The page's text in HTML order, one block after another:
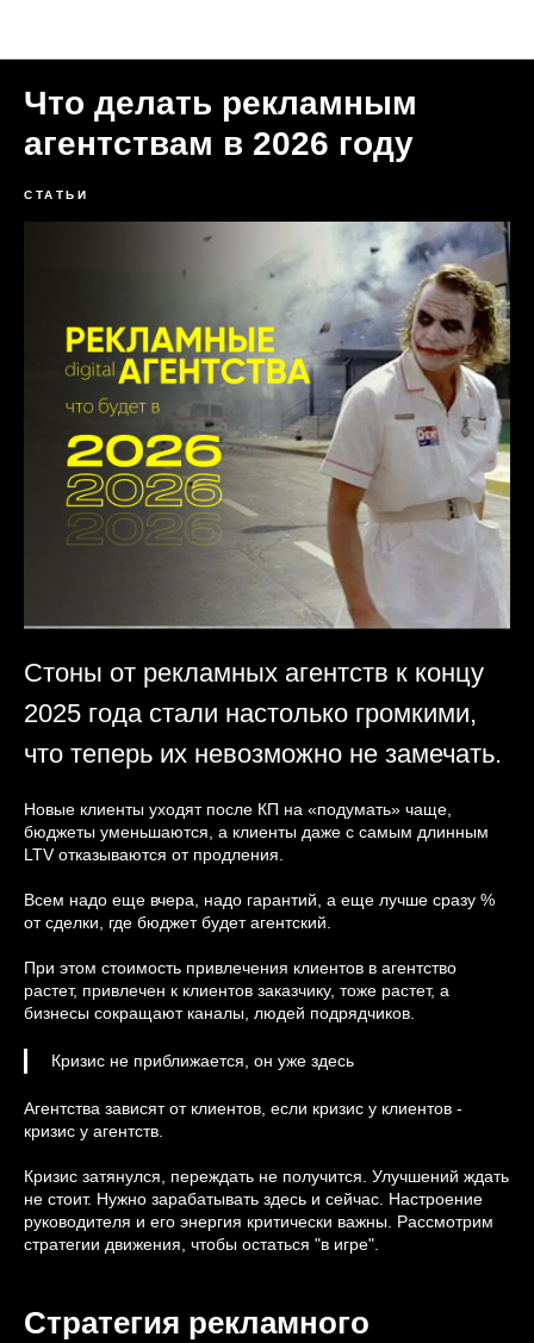
Что делать рекламным
агентствам в 2026 году
СТАТЬИ
Стоны от рекламных агентств к концу
2025 года стали настолько громкими,
что теперь их невозможно не замечать.
Новые клиенты уходят после КП на «подумать» чаще,
бюджеты уменьшаются, а клиенты даже с самым длинным
LTV отказываются от продления.
Всем надо еще вчера, надо гарантий, а еще лучше сразу %
от сделки, где бюджет будет агентский.
При этом стоимость привлечения клиентов в агентство
растет, привлечен к клиентов заказчику, тоже растет, а
бизнесы сокращают каналы, людей подрядчиков.
Кризис не приближается, он уже здесь
Агентства зависят от клиентов, если кризис у клиентов -
кризис у агентств.
Кризис затянулся, переждать не получится. Улучшений ждать
не стоит. Нужно зарабатывать здесь и сейчас. Настроение
руководителя и его энергия критически важны. Рассмотрим
стратегии движения, чтобы остаться "в игре".
Стратегия рекламного